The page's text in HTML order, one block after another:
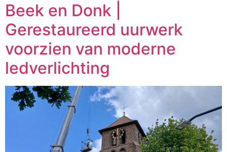
Beek en Donk |
Gerestaureerd uurwerk
voorzien van moderne
ledverlichting